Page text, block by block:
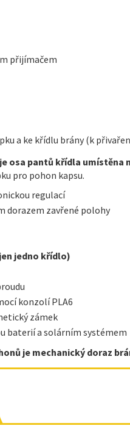
přijímačem
a ke křídlu brány (k
osa pantů křídla
pro pohon kapsu.
regulací
dorazem zavřené polohy
jedno křídlo)
konzolí PLA6
zámek
baterií a solárním systémem
je mechanický doraz